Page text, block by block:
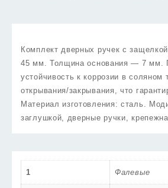
Комплект дверных ручек с
45 мм. Толщина основания — 7 мм.
устойчивость к коррозии в
открывания/закрывания, что
Материал изготовления: сталь.
заглушкой, дверные ручки,
1 Фалевые